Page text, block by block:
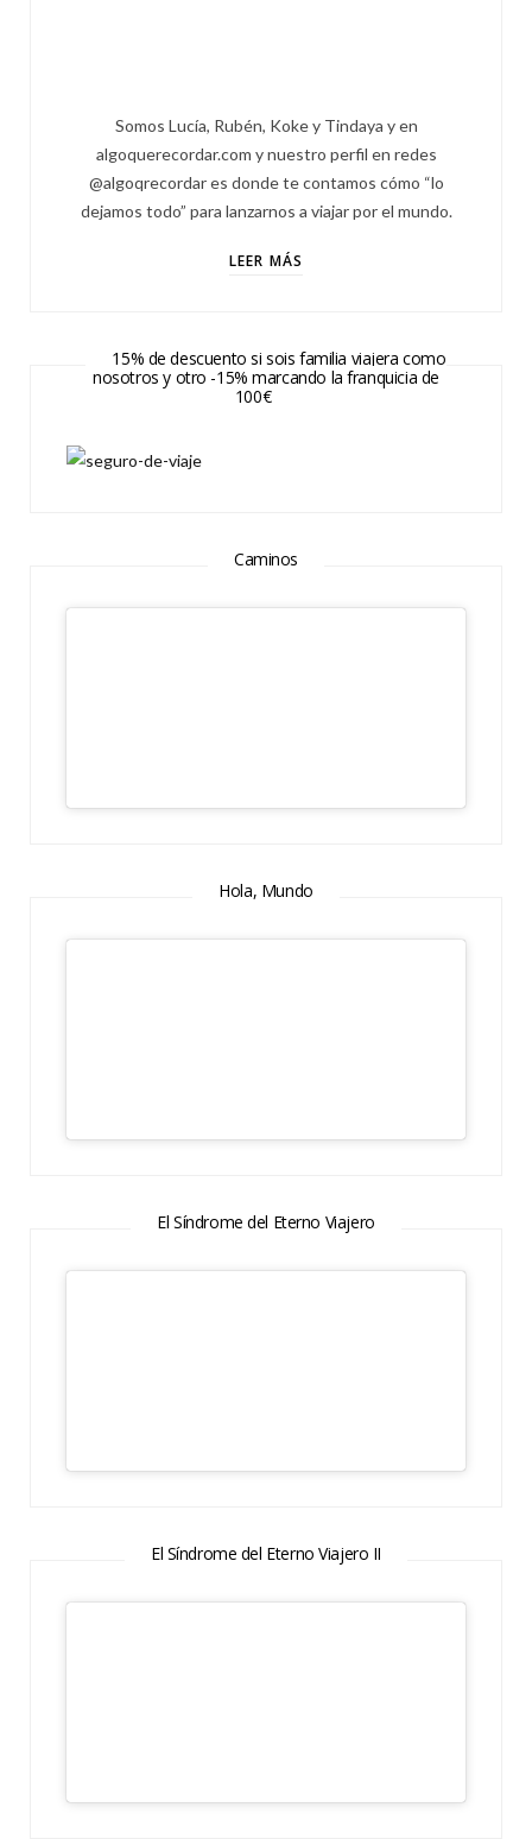
Somos Lucía, Rubén, Koke y Tindaya y en
algoquerecordar.com y nuestro perfil en redes
@algoqrecordar es donde te contamos cómo “lo
dejamos todo” para lanzarnos a viajar por el mundo.
LEER MÁS
15% de descuento si sois familia viajera como
nosotros y otro -15% marcando la franquicia de
100€
Caminos
Hola, Mundo
El Síndrome del Eterno Viajero
El Síndrome del Eterno Viajero II